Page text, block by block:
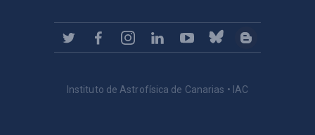
Instituto de Astrofísica de Canarias • IAC